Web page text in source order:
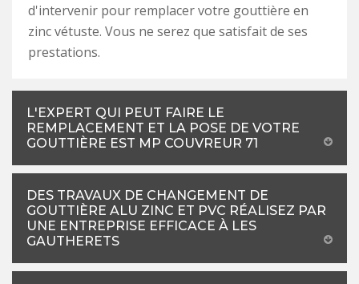
d'intervenir pour remplacer votre gouttière en
zinc vétuste. Vous ne serez que satisfait de ses
prestations.
L'EXPERT QUI PEUT FAIRE LE
REMPLACEMENT ET LA POSE DE VOTRE
GOUTTIÈRE EST MP COUVREUR 71
DES TRAVAUX DE CHANGEMENT DE
GOUTTIÈRE ALU ZINC ET PVC RÉALISEZ PAR
UNE ENTREPRISE EFFICACE À LES
GAUTHERETS